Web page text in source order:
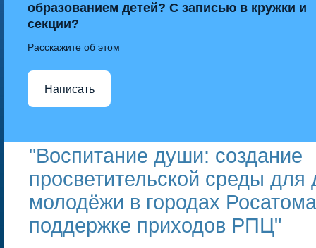
образованием детей? С записью в кружки и
секции?
Расскажите об этом
Написать
"Воспитание души: создание
просветительской среды для
молодёжи в городах
поддержке приходов РПЦ"